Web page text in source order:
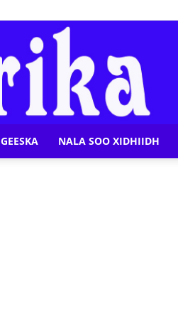
NALA SOO XIDHIIDH